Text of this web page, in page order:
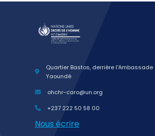
Quartier Bastos, derrière l'Ambassade
Yaoundé
ohchr-caro@un.org
+237 222 50 58 00
Nous écrire